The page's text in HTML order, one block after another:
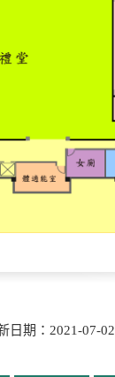
日期：2021-07-02